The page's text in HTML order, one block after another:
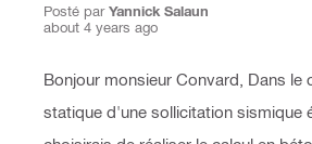
Posté par Yannick Salaun
about 4 years ago
Bonjour monsieur Convard, Dans le
statique d'une sollicitation sismique